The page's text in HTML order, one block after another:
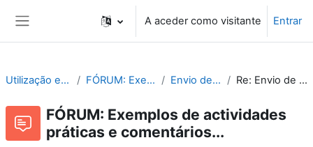
A aceder como visitante Entrar
Utilização e Organização de Laboratórios Escolares FÓRUM: Exemplos de actividades práticas e comentários... Envio de Guião - Fermentação em leveduras Re: Envio de Guião - Fermentação em leveduras - Professor
FÓRUM: Exemplos de actividades
práticas e comentários...